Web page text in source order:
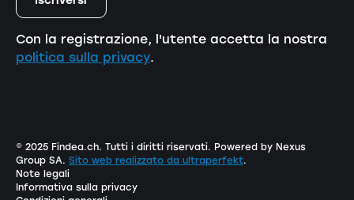
Con la registrazione, l'utente accetta la nostra
politica sulla privacy.
© 2025 Findea.ch. Tutti i diritti riservati. Powered by Nexus
Group SA. Sito web realizzato da ultraperfekt.
Note legali
Informativa sulla privacy